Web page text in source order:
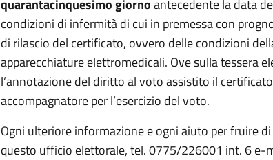
quarantacinquesimo giornoantecedente la data
condizioni di infermità di cui in premessa con
di rilascio del certificato, ovvero delle condizioni
apparecchiature elettromedicali. Ove sulla tessera
l’annotazione del diritto al voto assistito il
accompagnatore per l’esercizio del voto.
Ogni ulteriore informazione e ogni aiuto per fruire
questo ufficio elettorale, tel. 0775/226001 int. 6 e-